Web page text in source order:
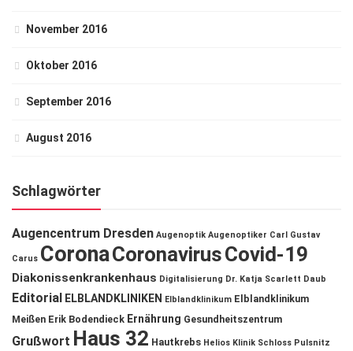
November 2016
Oktober 2016
September 2016
August 2016
Schlagwörter
Augencentrum Dresden Augenoptik Augenoptiker Carl Gustav
Carus CoronaCoronavirusCovid-19
Diakonissenkrankenhaus Digitalisierung Dr. Katja Scarlett Daub
Editorial ELBLANDKLINIKEN Elblandklinikum Elblandklinikum
Meißen Erik Bodendieck Ernährung Gesundheitszentrum
Grußwort Haus 32 Hautkrebs Helios Klinik Schloss Pulsnitz